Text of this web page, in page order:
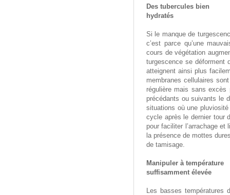
Des tubercules bien
hydratés
Si le manque de
c’est parce qu’une
cours de végétation
turgescence se déforment
atteignent ainsi plus
membranes cellulaires
régulière mais sans excès
précédants ou suivants le
situations où une
cycle après le dernier tour
pour faciliter l’arrachage et
la présence de mottes
de tamisage.
Manipuler à température
suffisamment élevée
Les basses